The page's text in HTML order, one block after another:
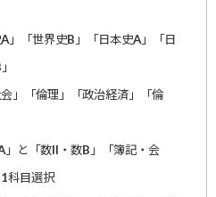
」「世界史B」「日本史A」「日
」「倫理」「政治経済」「倫
と「数II・数B」「簿記・会
科目選択